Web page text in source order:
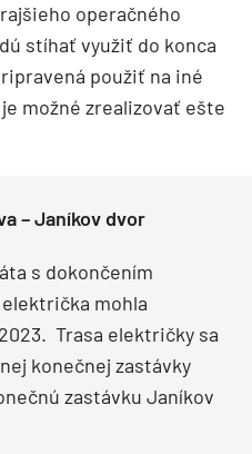
operačného
stíhať využiť do konca
použiť na iné
možné zrealizovať ešte
– Janíkov dvor
s dokončením
mohla
Trasa električky sa
konečnej zastávky
zastávku Janíkov